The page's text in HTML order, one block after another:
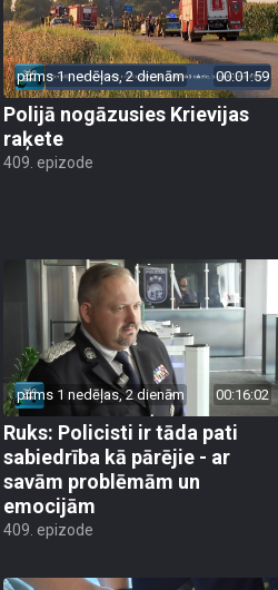
pirms 1 nedēļas, 2 dienām 00:01:59
Polijā nogāzusies Krievijas
raķete
409. epizode
pirms 1 nedēļas, 2 dienām 00:16:02
Ruks: Policisti ir tāda pati
sabiedrība kā pārējie - ar
savām problēmām un
emocijām
409. epizode